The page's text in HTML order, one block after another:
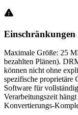
Einschränkungen
Maximale Größe: 25
bezahlten Plänen).
können nicht ohne
spezifische proprietäre
Software für
Verarbeitungszeit
Konvertierungs-